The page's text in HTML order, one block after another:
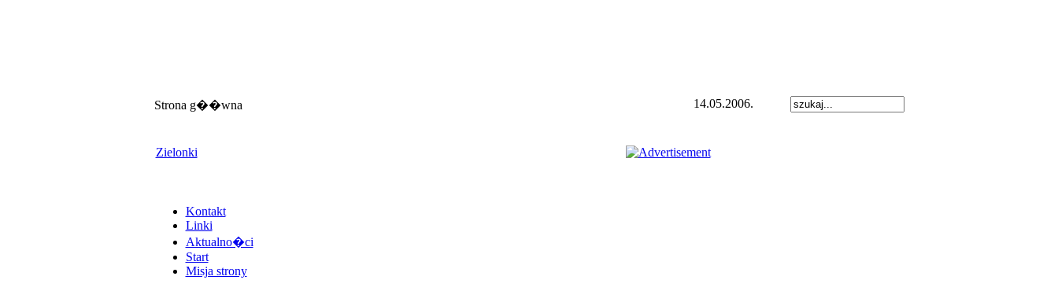
Strona g��wna 14.05.2006.
Zielonki
Kontakt
Linki
Aktualno�ci
Start
Misja strony